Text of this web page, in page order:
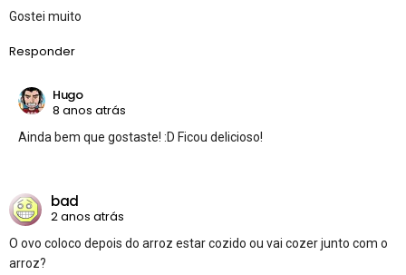
Gostei muito
Responder
Hugo
8 anos atrás
Ainda bem que gostaste! :D Ficou delicioso!
bad
2 anos atrás
O ovo coloco depois do arroz estar cozido ou vai cozer junto com o
arroz?